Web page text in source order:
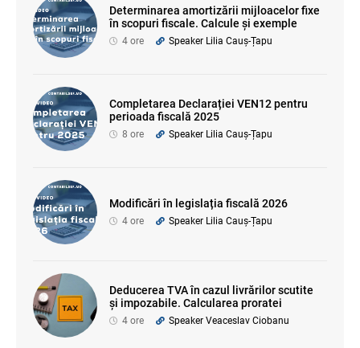
Determinarea amortizării mijloacelor fixe
în scopuri fiscale. Calcule și exemple
4 ore Speaker Lilia Cauș-Țapu
Completarea Declarației VEN12 pentru
perioada fiscală 2025
8 ore Speaker Lilia Cauș-Țapu
Modificări în legislația fiscală 2026
4 ore Speaker Lilia Cauș-Țapu
Deducerea TVA în cazul livrărilor scutite
și impozabile. Calcularea proratei
4 ore Speaker Veaceslav Ciobanu